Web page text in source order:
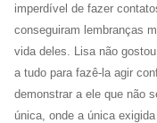
imperdível de fazer
conseguiram lembranças
vida deles. Lisa não
a tudo para fazê-la agir
demonstrar a ele que não
única, onde a única exigida